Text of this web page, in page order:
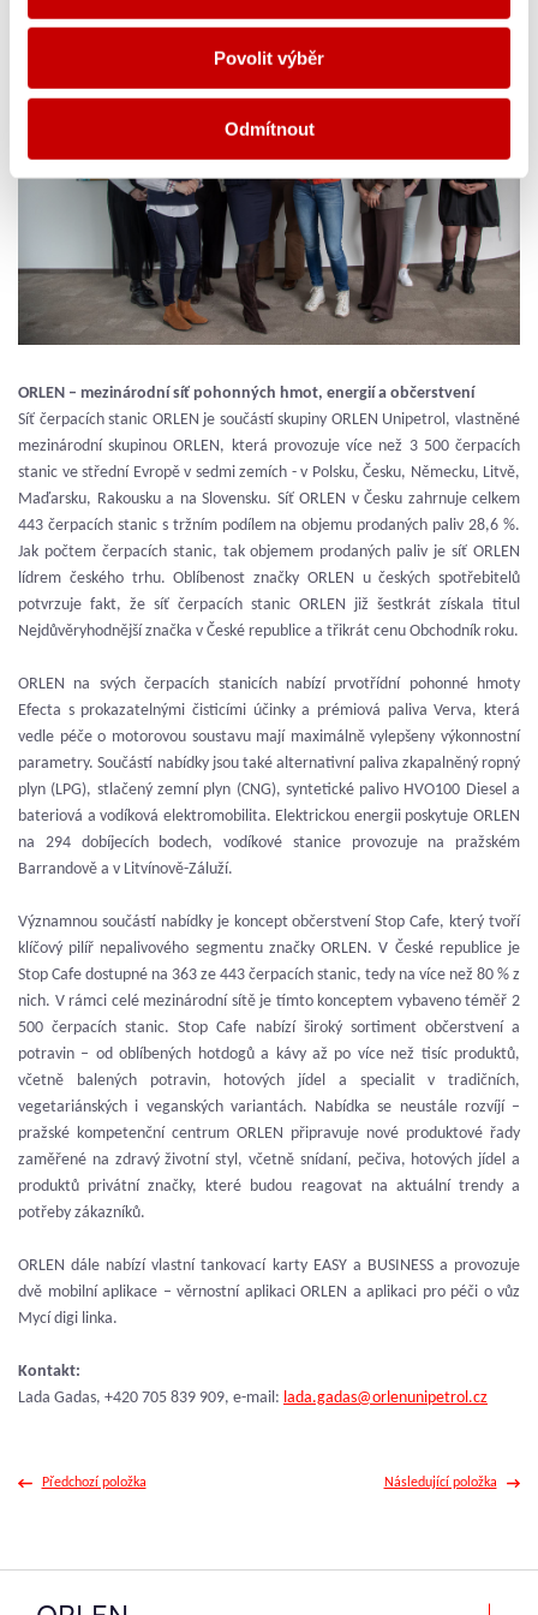
Povolit výběr
Odmítnout
ORLEN – mezinárodní síť pohonných hmot, energií a občerstvení
Síť čerpacích stanic ORLEN je součástí skupiny ORLEN Unipetrol, vlastněné
mezinárodní skupinou ORLEN, která provozuje více než 3 500 čerpacích
stanic ve střední Evropě v sedmi zemích - v Polsku, Česku, Německu, Litvě,
Maďarsku, Rakousku a na Slovensku. Síť ORLEN v Česku zahrnuje celkem
443 čerpacích stanic s tržním podílem na objemu prodaných paliv 28,6 %.
Jak počtem čerpacích stanic, tak objemem prodaných paliv je síť ORLEN
lídrem českého trhu. Oblíbenost značky ORLEN u českých spotřebitelů
potvrzuje fakt, že síť čerpacích stanic ORLEN již šestkrát získala titul
Nejdůvěryhodnější značka v České republice a třikrát cenu Obchodník roku.
ORLEN na svých čerpacích stanicích nabízí prvotřídní pohonné hmoty
Efecta s prokazatelnými čisticími účinky a prémiová paliva Verva, která
vedle péče o motorovou soustavu mají maximálně vylepšeny výkonnostní
parametry. Součástí nabídky jsou také alternativní paliva zkapalněný ropný
plyn (LPG), stlačený zemní plyn (CNG), syntetické palivo HVO100 Diesel a
bateriová a vodíková elektromobilita. Elektrickou energii poskytuje ORLEN
na 294 dobíjecích bodech, vodíkové stanice provozuje na pražském
Barrandově a v Litvínově-Záluží.
Významnou součástí nabídky je koncept občerstvení Stop Cafe, který tvoří
klíčový pilíř nepalivového segmentu značky ORLEN. V České republice je
Stop Cafe dostupné na 363 ze 443 čerpacích stanic, tedy na více než 80 % z
nich. V rámci celé mezinárodní sítě je tímto konceptem vybaveno téměř 2
500 čerpacích stanic. Stop Cafe nabízí široký sortiment občerstvení a
potravin – od oblíbených hotdogů a kávy až po více než tisíc produktů,
včetně balených potravin, hotových jídel a specialit v tradičních,
vegetariánských i veganských variantách. Nabídka se neustále rozvíjí –
pražské kompetenční centrum ORLEN připravuje nové produktové řady
zaměřené na zdravý životní styl, včetně snídaní, pečiva, hotových jídel a
produktů privátní značky, které budou reagovat na aktuální trendy a
potřeby zákazníků.
ORLEN dále nabízí vlastní tankovací karty EASY a BUSINESS a provozuje
dvě mobilní aplikace – věrnostní aplikaci ORLEN a aplikaci pro péči o vůz
Mycí digi linka.
Kontakt:
Lada Gadas, +420 705 839 909, e-mail: lada.gadas@orlenunipetrol.cz
Předchozí položka Následující položka